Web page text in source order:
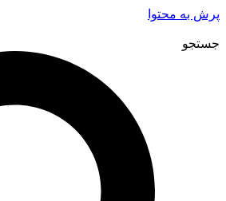
پرش به محتوا
جستجو